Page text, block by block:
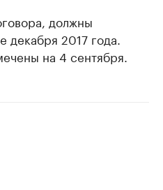
должны
декабря 2017 года.
на 4 сентября.